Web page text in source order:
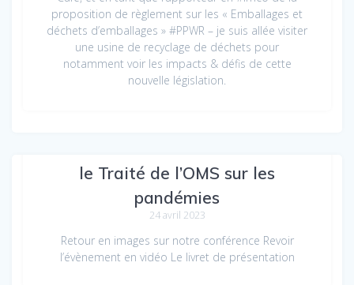
proposition de règlement sur les « Emballages et
déchets d’emballages » #PPWR – je suis allée visiter
une usine de recyclage de déchets pour
notamment voir les impacts & défis de cette
nouvelle législation.
le Traité de l’OMS sur les
pandémies
24 avril 2023
Retour en images sur notre conférence Revoir
l’évènement en vidéo Le livret de présentation